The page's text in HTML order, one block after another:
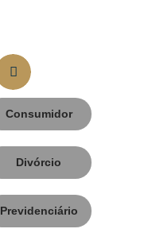
Consumidor
Divórcio
Previdenciário